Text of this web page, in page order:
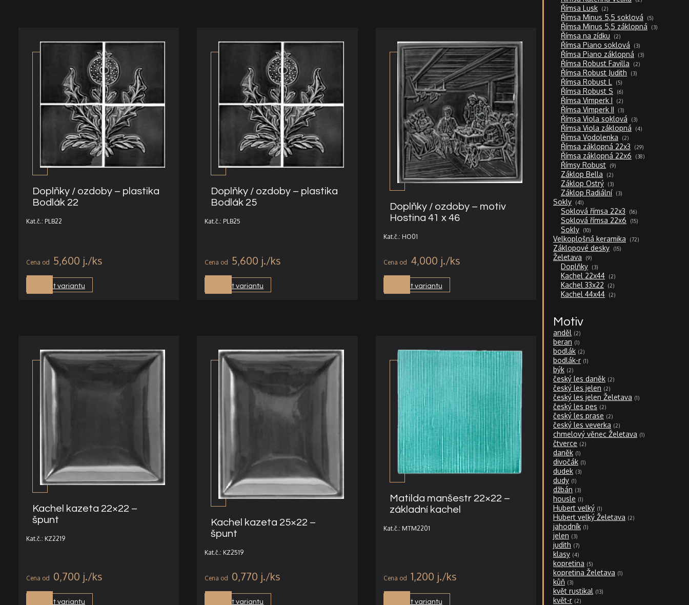
Doplňky / ozdoby – plastika
Bodlák 22
Kat.č.: PLB22
5,600 j.
Vybrat variantu
Doplňky / ozdoby – plastika
Bodlák 25
Kat.č.: PLB25
5,600 j.
Vybrat variantu
Doplňky / ozdoby – motiv
Hostina 41 x 46
Kat.č.: HO01
4,000 j.
Vybrat variantu
Kachel kazeta 22×22 –
špunt
Kat.č.: KZ2219
0,700 j.
Vybrat variantu
Kachel kazeta 25×22 –
špunt
Kat.č.: KZ2519
0,770 j.
Vybrat variantu
Matilda manšestr 22×22 –
základní kachel
Kat.č.: MTM2201
1,200 j.
Vybrat variantu
produkty
Římsa Lusk 22
produkty
Římsa Minus 5,5 soklová 55
produktů
Římsa Minus 5,5 záklopná 33
produkty
Římsa na zídku 22
produkty
Římsa Piano soklová 33
produkty
Římsa Piano záklopná 33
produkty
Římsa Robust Favilla 22
produkty
Římsa Robust Judith 33
produkty
Římsa Robust L 55
produktů
Římsa Robust S 66
produktů
Římsa Vimperk I 22
produkty
Římsa Vimperk II 33
produkty
Římsa Viola soklová 33
produkty
Římsa Viola záklopná 44
produkty
Římsa Vodolenka 22
produkty
Římsa záklopná 22x3 2929
produktů
Římsa záklopná 22x6 3838
produktů
Římsy Robust 99
produktů
Záklop Bella 22
produkty
Záklop Ostrý 33
produkty
Záklop Radiální 33
produkty
Sokly 4141
produktů
Soklová římsa 22x3 1616
produktů
Soklová římsa 22x6 1515
produktů
Sokly 1010
produktů
Velkoplošná keramika 7272
produktů
Záklopové desky 1515
produktů
Želetava 99
produktů
Doplňky 33
produkty
Kachel 22x44 22
produkty
Kachel 33x22 22
produkty
Kachel 44x44 22
produkty
Motiv
anděl 2
beran 1
bodlák 2
bodlák-r 1
býk 2
český les daněk 2
český les jelen 2
český les jelen Želetava 1
český les pes 2
český les prase 2
český les veverka 2
chmelový věnec Želetava 1
čtverce 2
daněk 1
divočák 1
dudek 3
dudy 1
džbán 3
housle 1
Hubert velký 1
Hubert velký Želetava 2
jahodník 1
jelen 3
judith 7
klasy 4
kopretina 5
kopretina Želetava 1
kůň 3
květ rustikal 13
květ-r 2